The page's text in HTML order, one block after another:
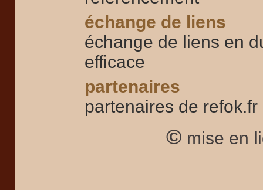
échange de liens
échange de liens en
efficace
partenaires
partenaires de refok.fr
© mise en